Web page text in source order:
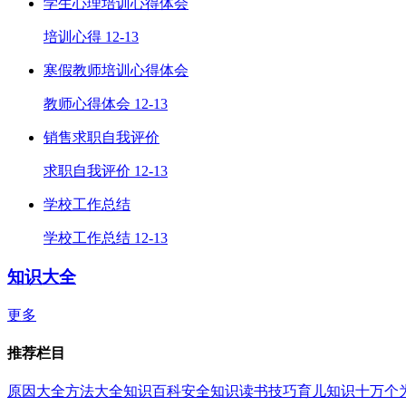
学生心理培训心得体会
培训心得 12-13
寒假教师培训心得体会
教师心得体会 12-13
销售求职自我评价
求职自我评价 12-13
学校工作总结
学校工作总结 12-13
知识大全
更多
推荐栏目
原因大全方法大全知识百科安全知识读书技巧育儿知识十万个